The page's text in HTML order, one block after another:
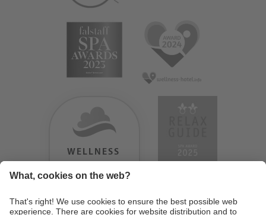
WELLNESS
9.18 / 10